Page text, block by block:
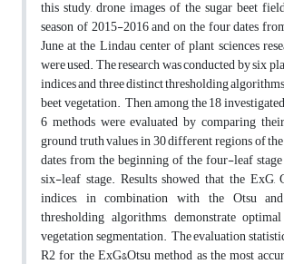
this study, drone images of the sugar beet
season of 2015-2016 and on the four dates
June at the Lindau center of plant sciences
were used. The research was conducted by six
indices and three distinct thresholding
beet vegetation. ‎ Then, among the 18
6 methods were evaluated by comparing
ground truth values in 30 different regions of
dates from the beginning of the four-leaf
six-leaf stage. Results showed that the
indices, in combination with the Otsu
thresholding algorithms, ‎demonstrate
vegetation segmentation. ‎ The evaluation
R2 for the ExG&Otsu method as the most